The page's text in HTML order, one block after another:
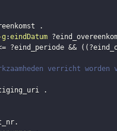
.
:eindDatum
?eind_periode && ( (
verricht worden
.
.